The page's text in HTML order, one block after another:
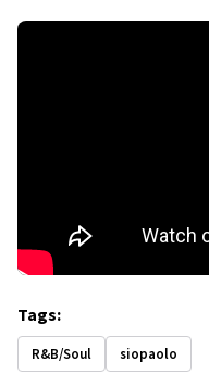
Tags:
R&B/Soul siopaolo